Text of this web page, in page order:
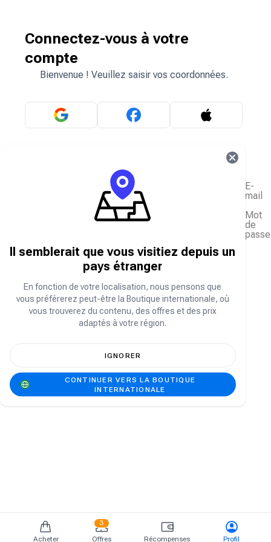
Acheter
3
Offres
Récompenses Profil
Connectez-vous à votre
compte
Bienvenue ! Veuillez saisir vos coordonnées.
E-
mail
Mot
de
passe
Se connecter
Il semblerait que vous visitiez depuis un
pays étranger
En fonction de votre localisation, nous pensons que
vous préférerez peut-être la Boutique internationale, où
vous trouverez du contenu, des offres et des prix
adaptés à votre région.
IGNORER
CONTINUER VERS LA BOUTIQUE
INTERNATIONALE